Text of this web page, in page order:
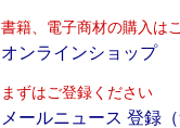
書籍、電子商材の購入は
オンラインショップ
まずはご登録ください
メールニュース 登録（